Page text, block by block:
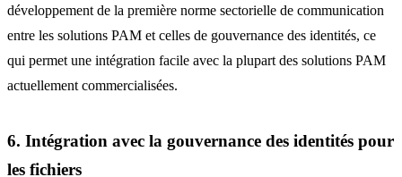
développement de la première norme sectorielle de communication
entre les solutions PAM et celles de gouvernance des identités, ce
qui permet une intégration facile avec la plupart des solutions PAM
actuellement commercialisées.
6. Intégration avec la gouvernance des identités pour
les fichiers